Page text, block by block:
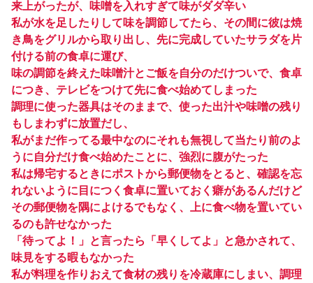
来上がったが、味噌を入れすぎて味がダダ辛い
私が水を足したりして味を調節してたら、その間に彼は焼
き鳥をグリルから取り出し、先に完成していたサラダを片
付ける前の食卓に運び、
味の調節を終えた味噌汁とご飯を自分のだけついで、食卓
につき、テレビをつけて先に食べ始めてしまった
調理に使った器具はそのままで、使った出汁や味噌の残り
もしまわずに放置だし、
私がまだ作ってる最中なのにそれも無視して当たり前のよ
うに自分だけ食べ始めたことに、強烈に腹がたった
私は帰宅するときにポストから郵便物をとると、確認を忘
れないように目につく食卓に置いておく癖があるんだけど
その郵便物を隅によけるでもなく、上に食べ物を置いてい
るのも許せなかった
「待ってよ！」と言ったら「早くしてよ」と急かされて、
味見をする暇もなかった
私が料理を作りおえて食材の残りを冷蔵庫にしまい、調理